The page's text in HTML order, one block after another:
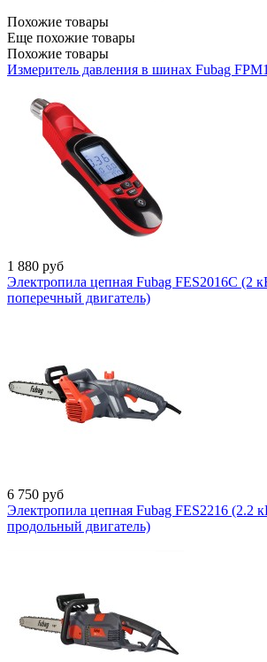
Похожие товары
Еще похожие товары
Похожие товары
Измеритель давления в шинах Fubag
1 880 руб
Электропила цепная Fubag FES2016С (2
поперечный двигатель)
6 750 руб
Электропила цепная Fubag FES2216 (2.2
продольный двигатель)